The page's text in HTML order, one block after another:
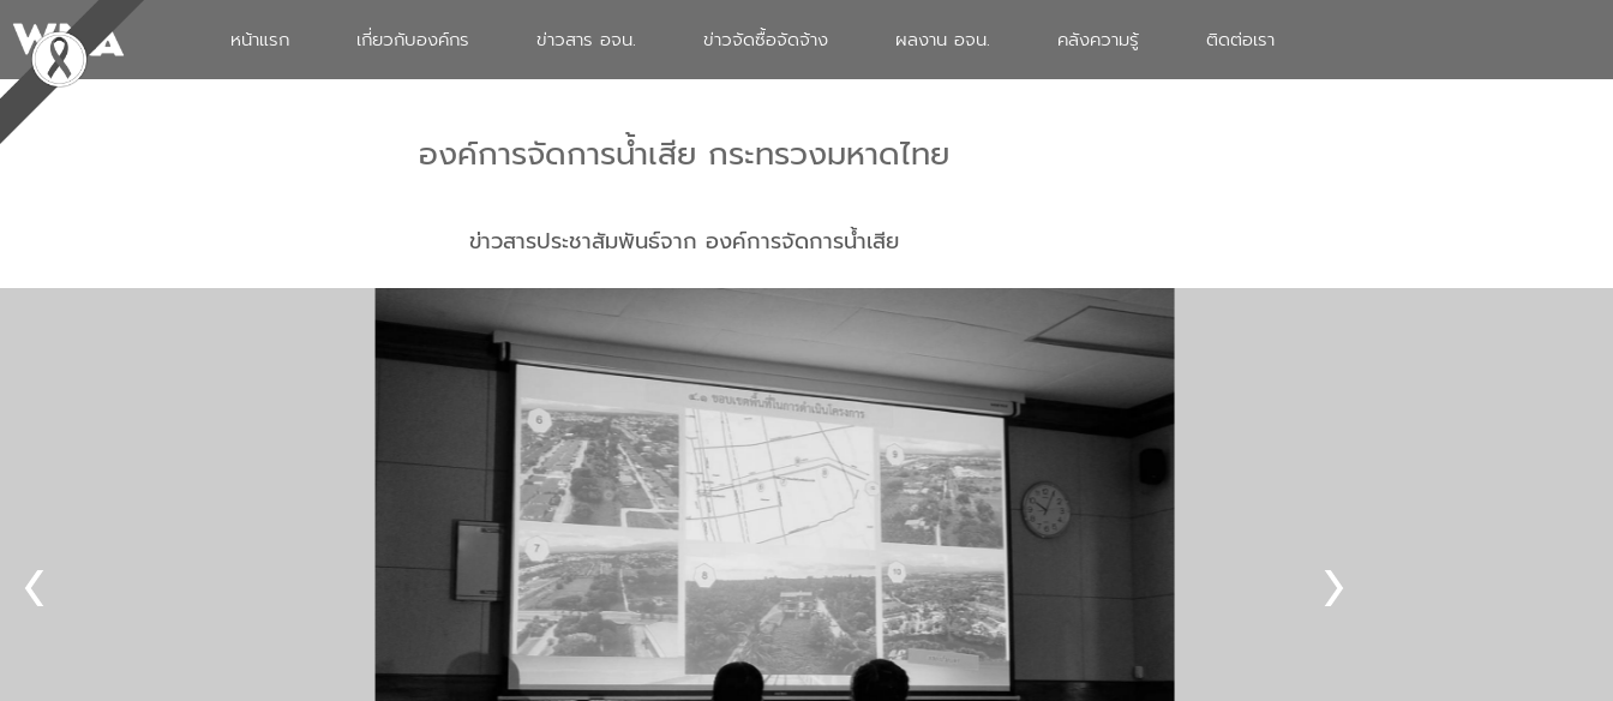
หน้าแรก เกี่ยวกับองค์กร ข่าวสาร อจน. ข่าวจัดซื้อจัดจ้าง ผลงาน อจน. คลังความรู้ ติดต่อเรา
องค์การจัดการน้ำเสีย กระทรวงมหาดไทย
ข่าวสารประชาสัมพันธ์จาก องค์การจัดการน้ำเสีย